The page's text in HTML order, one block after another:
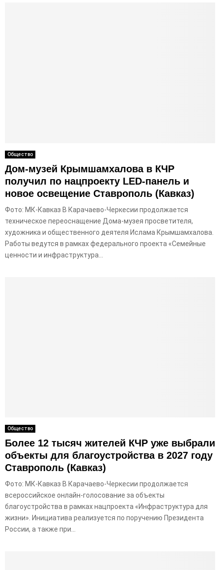
Общество
Дом-музей Крымшамхалова в КЧР
получил по нацпроекту LED-панель и
новое освещение Ставрополь (Кавказ)
Фото: МК-Кавказ В Карачаево-Черкесии продолжается
техническое переоснащение Дома-музея просветителя,
художника и общественного деятеля Ислама Крымшамхалова.
Работы ведутся в рамках федерального проекта «Семейные
ценности и инфраструктура...
Общество
Более 12 тысяч жителей КЧР уже выбрали
объекты для благоустройства в 2027 году
Ставрополь (Кавказ)
Фото: МК-Кавказ В Карачаево-Черкесии продолжается
всероссийское онлайн-голосование за объекты
благоустройства в рамках нацпроекта «Инфраструктура для
жизни». Инициатива реализуется по поручению Президента
России, а также при...